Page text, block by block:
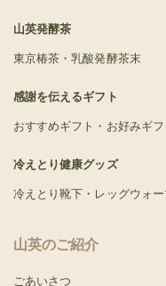
山英発酵茶
東京椿茶・乳酸発酵茶末
感謝を伝えるギフト
おすすめギフト・お好みギフ
冷えとり健康グッズ
冷えとり靴下・レッグウォ
山英のご紹介
ごあいさつ